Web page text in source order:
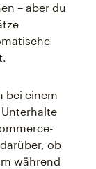
– aber du
bei einem
ob
während